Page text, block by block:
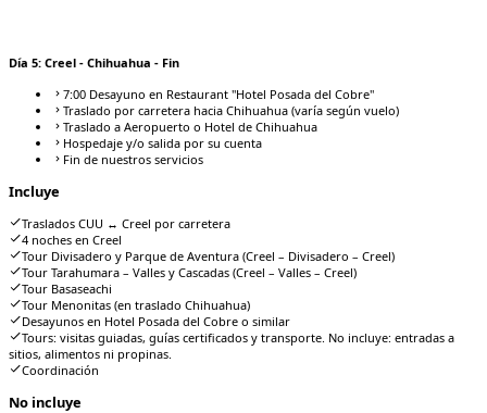
Día 5: Creel - Chihuahua - Fin
7:00 Desayuno en Restaurant "Hotel Posada del Cobre"
Traslado por carretera hacia Chihuahua (varía según vuelo)
Traslado a Aeropuerto o Hotel de Chihuahua
Hospedaje y/o salida por su cuenta
Fin de nuestros servicios
Incluye
Traslados CUU ↔ Creel por carretera
4 noches en Creel
Tour Divisadero y Parque de Aventura (Creel – Divisadero – Creel)
Tour Tarahumara – Valles y Cascadas (Creel – Valles – Creel)
Tour Basaseachi
Tour Menonitas (en traslado Chihuahua)
Desayunos en Hotel Posada del Cobre o similar
Tours: visitas guiadas, guías certificados y transporte. No incluye: entradas a
sitios, alimentos ni propinas.
Coordinación
No incluye